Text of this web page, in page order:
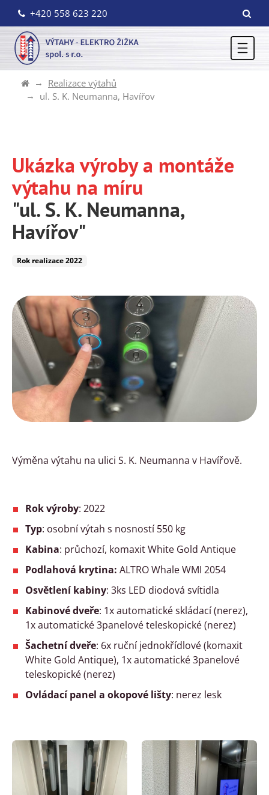
+420 558 623 220
Realizace výtahů
ul. S. K. Neumanna, Havířov
Ukázka výroby a montáže
výtahu na míru
"ul. S. K. Neumanna,
Havířov"
Rok realizace 2022
Výměna výtahu na ulici S. K. Neumanna v Havířově.
Rok výroby: 2022
Typ: osobní výtah s nosností 550 kg
Kabina: průchozí, komaxit White Gold Antique
Podlahová krytina: ALTRO Whale WMI 2054
Osvětlení kabiny: 3ks LED diodová svítidla
Kabinové dveře: 1x automatické skládací (nerez),
1x automatické 3panelové teleskopické (nerez)
Šachetní dveře: 6x ruční jednokřídlové (komaxit
White Gold Antique), 1x automatické 3panelové
teleskopické (nerez)
Ovládací panel a okopové lišty: nerez lesk